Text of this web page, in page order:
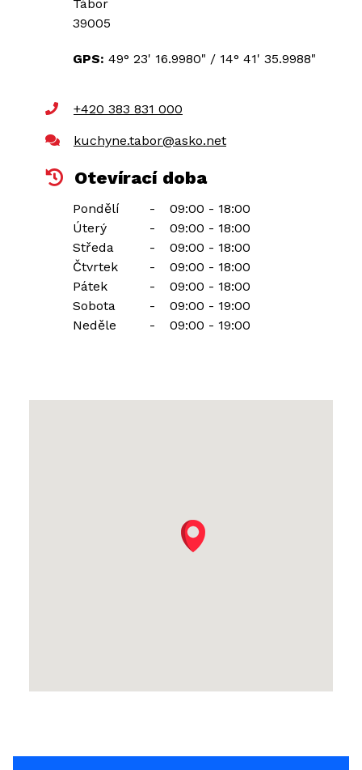
Tábor
39005
GPS: 49° 23' 16.9980" / 14° 41' 35.9988"
+420 383 831 000
kuchyne.tabor@asko.net
Otevírací doba
Pondělí -
09:00 - 18:00
Úterý
-
09:00 - 18:00
Středa
-
09:00 - 18:00
Čtvrtek
-
09:00 - 18:00
Pátek
-
09:00 - 18:00
Sobota
-
09:00 - 19:00
Neděle
- 09:00 - 19:00